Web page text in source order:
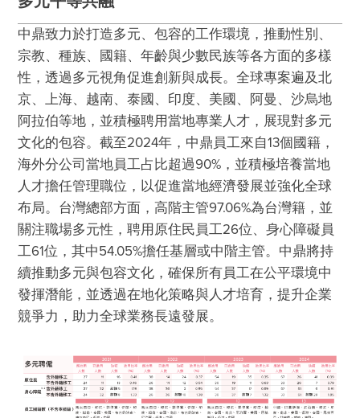
中鼎致力於打造多元、包容的工作環境，推動性別、
宗教、種族、國籍、年齡與少數民族等各方面的多樣
性，透過多元視角促進創新與成長。全球專案遍及北
京、上海、越南、泰國、印度、美國、阿曼、沙烏地
阿拉伯等地，並積極聘用當地專業人才，展現對多元
文化的包容。截至2024年，中鼎員工來自13個國籍，
海外分公司當地員工占比超過90%，並積極培養當地
人才擔任管理職位，以促進當地經濟發展並強化全球
布局。台灣總部方面，高階主管97.06%為台灣籍，並
關注職場多元性，聘用原住民員工26位、身心障礙員
工61位，其中54.05%擔任基層或中階主管。中鼎將持
續推動多元與包容文化，確保所有員工在公平環境中
發揮潛能，並透過在地化策略與人才培育，提升企業
競爭力，助力全球業務長遠發展。